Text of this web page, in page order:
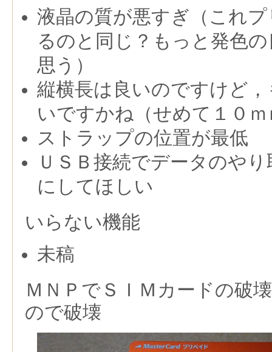
液晶の質が悪すぎ（これ
るのと同じ？もっと発色
思う）
縦横長は良いのですけど
いですかね（せめて１０
ストラップの位置が最低
ＵＳＢ接続でデータのや
にしてほしい
いらない機能
未稿
ＭＮＰでＳＩＭカードの破
ので破壊